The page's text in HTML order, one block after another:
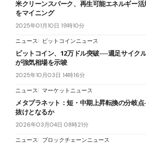
米クリーンスパーク、再生可能エネルギー活
をマイニング
2025年01月10日 19時10分
ニュース ビットコインニュース
ビットコイン、12万ドル突破──週足サイク
が強気相場を示唆
2025年10月03日 14時16分
ニュース マーケットニュース
メタプラネット：短・中期上昇転換の分岐
抜けとなるか
2026年03月04日 08時21分
ニュース ブロックチェーンニュース